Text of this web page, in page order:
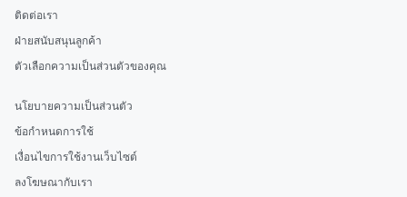
ติดต่อเรา
ฝ่ายสนับสนุนลูกค้า
ตัวเลือกความเป็นส่วนตัวของคุณ
นโยบายความเป็นส่วนตัว
ข้อกำหนดการใช้
เงื่อนไขการใช้งานเว็บไซต์
ลงโฆษณากับเรา